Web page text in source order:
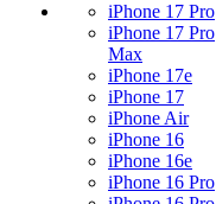
iPhone 17 Pro
iPhone 17 Pro
Max
iPhone 17e
iPhone 17
iPhone Air
iPhone 16
iPhone 16e
iPhone 16 Pro